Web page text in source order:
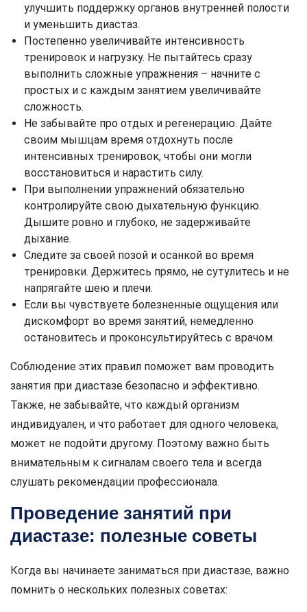
улучшить поддержку органов внутренней полости
и уменьшить диастаз.
Постепенно увеличивайте интенсивность
тренировок и нагрузку. Не пытайтесь сразу
выполнить сложные упражнения – начните с
простых и с каждым занятием увеличивайте
сложность.
Не забывайте про отдых и регенерацию. Дайте
своим мышцам время отдохнуть после
интенсивных тренировок, чтобы они могли
восстановиться и нарастить силу.
При выполнении упражнений обязательно
контролируйте свою дыхательную функцию.
Дышите ровно и глубоко, не задерживайте
дыхание.
Следите за своей позой и осанкой во время
тренировки. Держитесь прямо, не сутулитесь и не
напрягайте шею и плечи.
Если вы чувствуете болезненные ощущения или
дискомфорт во время занятий, немедленно
остановитесь и проконсультируйтесь с врачом.
Соблюдение этих правил поможет вам проводить
занятия при диастазе безопасно и эффективно.
Также, не забывайте, что каждый организм
индивидуален, и что работает для одного человека,
может не подойти другому. Поэтому важно быть
внимательным к сигналам своего тела и всегда
слушать рекомендации профессионала.
Проведение занятий при
диастазе: полезные советы
Когда вы начинаете заниматься при диастазе, важно
помнить о нескольких полезных советах: